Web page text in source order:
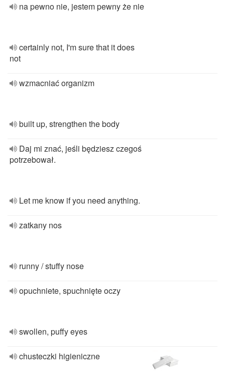
na pewno nie, jestem pewny że nie
certainly not, I'm sure that it does
not
wzmacniać organizm
built up, strengthen the body
Daj mi znać, jeśli będziesz czegoś
potrzebował.
Let me know if you need anything.
zatkany nos
runny / stuffy nose
opuchniete, spuchnięte oczy
swollen, puffy eyes
chusteczki higieniczne